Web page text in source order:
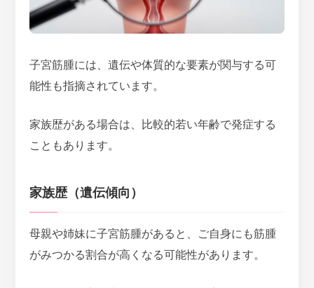
子宮筋腫には、遺伝や体質的な要素が関与する可
能性も指摘されています。
家族歴がある場合は、比較的若い年齢で発症する
こともあります。
家族歴（遺伝傾向）
母親や姉妹に子宮筋腫があると、ご自身にも筋腫
がみつかる割合が高くなる可能性があります。